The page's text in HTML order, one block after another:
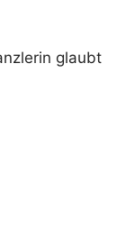
glaubt